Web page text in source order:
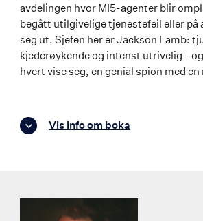
avdelingen hvor MI5-agenter blir
begått utilgivelige tjenestefeil eller på
seg ut. Sjefen her er Jackson Lamb:
kjederøykende og intenst utrivelig -
hvert vise seg, en genial spion med
Vis info om boka